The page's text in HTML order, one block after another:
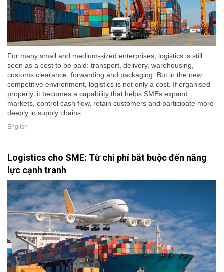
For many small and medium-sized enterprises, logistics is still
seen as a cost to be paid: transport, delivery, warehousing,
customs clearance, forwarding and packaging. But in the new
competitive environment, logistics is not only a cost. If organised
properly, it becomes a capability that helps SMEs expand
markets, control cash flow, retain customers and participate more
deeply in supply chains.
English
Logistics cho SME: Từ chi phí bắt buộc đến năng
lực cạnh tranh